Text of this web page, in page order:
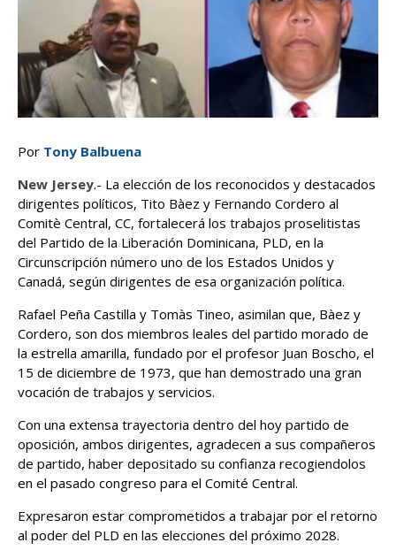
Por Tony Balbuena
New Jersey.- La elección de los reconocidos y destacados
dirigentes políticos, Tito Bàez y Fernando Cordero al
Comitè Central, CC, fortalecerá los trabajos proselitistas
del Partido de la Liberación Dominicana, PLD, en la
Circunscripción número uno de los Estados Unidos y
Canadá, según dirigentes de esa organización política.
Rafael Peña Castilla y Tomàs Tineo, asimilan que, Bàez y
Cordero, son dos miembros leales del partido morado de
la estrella amarilla, fundado por el profesor Juan Boscho, el
15 de diciembre de 1973, que han demostrado una gran
vocación de trabajos y servicios.
Con una extensa trayectoria dentro del hoy partido de
oposición, ambos dirigentes, agradecen a sus compañeros
de partido, haber depositado su confianza recogiendolos
en el pasado congreso para el Comité Central.
Expresaron estar comprometidos a trabajar por el retorno
al poder del PLD en las elecciones del próximo 2028.